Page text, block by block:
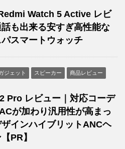
Watch 5 Active レビ
も出来る安すぎ高性能な
スマートウォッチ
ジェット スピーカー 商品レビュー
Pro レビュー｜対応コーデ
が加わり汎用性が高まっ
インハイブリットANCヘ
PR】